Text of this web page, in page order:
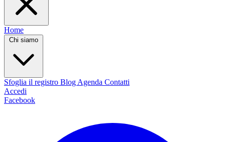
Home
Chi siamo
Sfoglia il registro Blog Agenda Contatti
Accedi
Facebook